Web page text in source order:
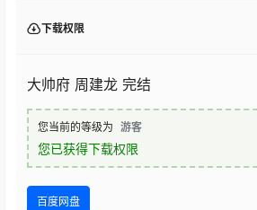
下载权限
大帅府 周建龙 完结
您当前的等级为 游客
您已获得下载权限
百度网盘